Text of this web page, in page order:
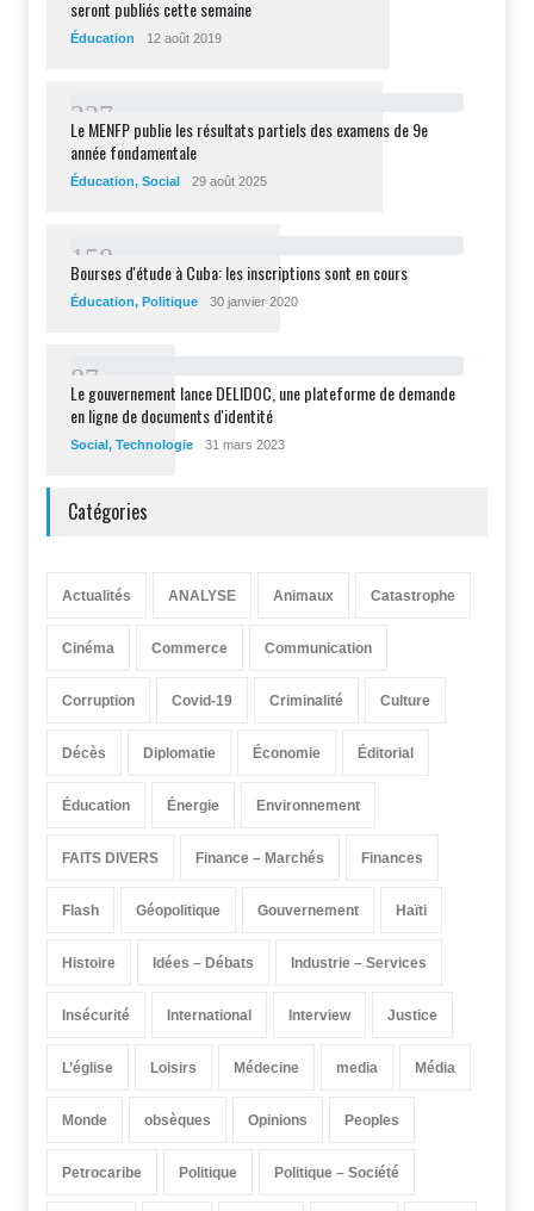
seront publiés cette semaine
Éducation 12 août 2019
227
Le MENFP publie les résultats partiels des examens de 9e
année fondamentale
Éducation, Social 29 août 2025
1 58
Bourses d'étude à Cuba: les inscriptions sont en cours
Éducation, Politique 30 janvier 2020
87
Le gouvernement lance DELIDOC, une plateforme de demande
en ligne de documents d'identité
Social, Technologie 31 mars 2023
Catégories
Actualités ANALYSE Animaux Catastrophe
Cinéma Commerce Communication
Corruption Covid-19 Criminalité Culture
Décès Diplomatie Économie Éditorial
Éducation Énergie Environnement
FAITS DIVERS Finance – Marchés Finances
Flash Géopolitique Gouvernement Haïti
Histoire Idées – Débats Industrie – Services
Insécurité International Interview Justice
L’église Loisirs Médecine media Média
Monde obsèques Opinions Peoples
Petrocaribe Politique Politique – Société